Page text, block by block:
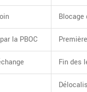
la PBOC
Fin des